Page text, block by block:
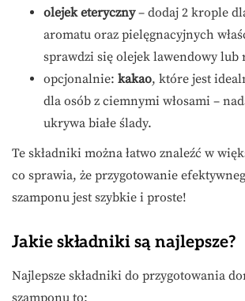
olejek eteryczny– dodaj 2 krople
aromatu oraz pielęgnacyjnych
sprawdzi się olejek lawendowy lub
opcjonalnie: kakao, które jest
dla osób z ciemnymi włosami –
ukrywa białe ślady.
Te składniki można łatwo znaleźć w
co sprawia, że przygotowanie
szamponu jest szybkie i proste!
Jakie składniki są najlepsze?
Najlepsze składniki do przygotowania